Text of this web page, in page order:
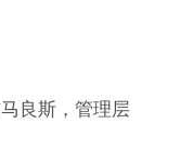
良斯，管理层